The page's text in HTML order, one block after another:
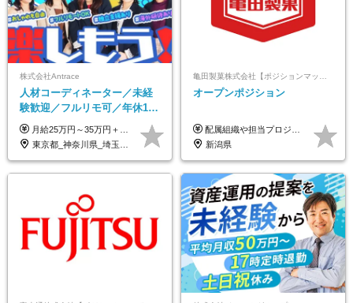
株式会社Antrace
人材コーディネーター／未経
験歓迎／フルリモ可／年休127
日／おしゃれ自由／海外研修
年10回／美容・サウナ割あり
月給25万円～35万円＋インセンティブ 未経験者：月給25万円～＋インセンティブ 経験者：月給35万円～＋インセンティブ （※経験者は営業経験5年以上の方を想定） ※経験・スキルなどを考慮のうえ、決定します ※時間外手当は別途全額支給します
東京都_神奈川県_埼玉県_千葉県_大阪府_愛知県_北海道_青森県_岩手県_宮城県_秋田県_山形県_福島県_茨城県_栃木県_群馬県_新潟県_山梨県_長野県_富山県_石川県_福井県_静岡県_岐阜県_三重県_兵庫県_京都府_滋賀県_奈良県_和歌山県_広島県_岡山県_鳥取県_島根県_山口県_徳島県_香川県_愛媛県_高知県_福岡県_熊本県_佐賀県_長崎県_大分県_宮崎県_鹿児島県_沖縄県
オープンポジション
配属組織や担当プロジェクトにより異なります。 想定年収：400万円～1000万円 ※ご経験やスキルに応じて決定します。 ※上記想定年収はあくまでも目安の金額であり、 選考を通じて上下する可能性があります。
新潟県